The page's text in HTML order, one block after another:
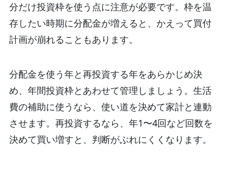
分だけ投資枠を使う点に注意が必要です。枠を温
存したい時期に分配金が増えると、かえって買付
計画が崩れることもあります。
分配金を使う年と再投資する年をあらかじめ決
め、年間投資枠とあわせて管理しましょう。生活
費の補助に使うなら、使い道を決めて家計と連動
させます。再投資するなら、年1〜4回など回数を
決めて買い増すと、判断がぶれにくくなります。